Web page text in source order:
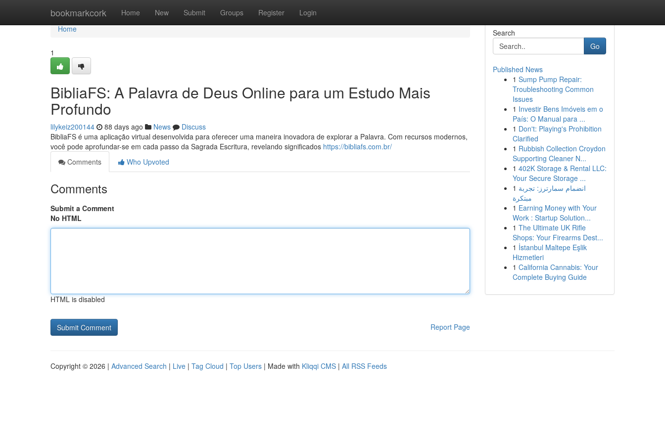
bookmarkcork Home New Submit Groups Register Login
Home
Home
1
BibliaFS: A Palavra de Deus Online para um Estudo Mais
Profundo
lilykeiz200144 88 days ago News
Discuss
BibliaFS é uma aplicação virtual desenvolvida para oferecer uma maneira inovadora de explorar a Palavra. Com recursos modernos,
você pode aprofundar-se em cada passo da Sagrada Escritura, revelando significados https://bibliafs.com.br/
Comments
Who Upvoted
Comments
Submit a Comment
No HTML
HTML is disabled
Report Page
Search
Go
Published News
1 Sump Pump Repair:
Troubleshooting Common
Issues
1 Investir Bens Imóveis em o
País: O Manual para ...
1 Don't: Playing's Prohibition
Clarified
1 Rubbish Collection Croydon
Supporting Cleaner N...
1 402K Storage & Rental LLC:
Your Secure Storage ...
1 انضمام سمارترز: تجربة
مبتكرة
1 Earning Money with Your
Work : Startup Solution...
1 The Ultimate UK Rifle
Shops: Your Firearms Dest...
1 İstanbul Maltepe Eşlik
Hizmetleri
1 California Cannabis: Your
Complete Buying Guide
Copyright © 2026 | Advanced Search | Live | Tag Cloud | Top Users | Made with Kliqqi CMS | All RSS Feeds